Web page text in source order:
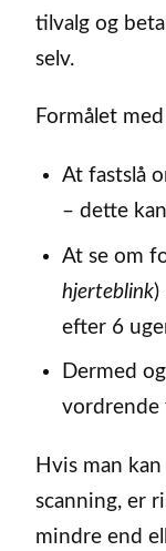
tilvalg og
selv.
Formålet
At fastslå
– dette
At se om
hjerteblink)
efter 6
Dermed
Hvis man
scanning, er
mindre end